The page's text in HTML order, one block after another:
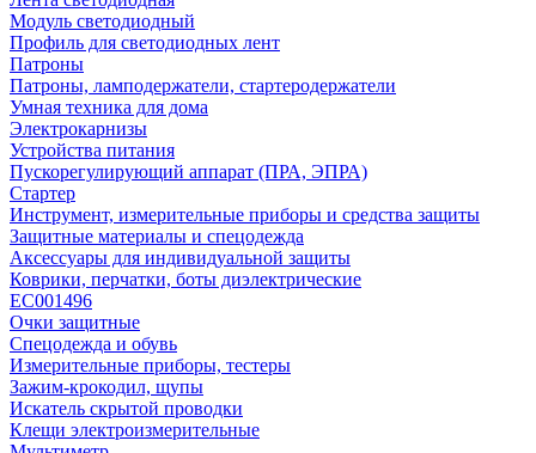
Модуль светодиодный
Профиль для светодиодных лент
Патроны
Патроны, ламподержатели, стартеродержатели
Умная техника для дома
Электрокарнизы
Устройства питания
Пускорегулирующий аппарат (ПРА, ЭПРА)
Стартер
Инструмент, измерительные приборы и средства защиты
Защитные материалы и спецодежда
Аксессуары для индивидуальной защиты
Коврики, перчатки, боты диэлектрические
EC001496
Очки защитные
Спецодежда и обувь
Измерительные приборы, тестеры
Зажим-крокодил, щупы
Искатель скрытой проводки
Клещи электроизмерительные